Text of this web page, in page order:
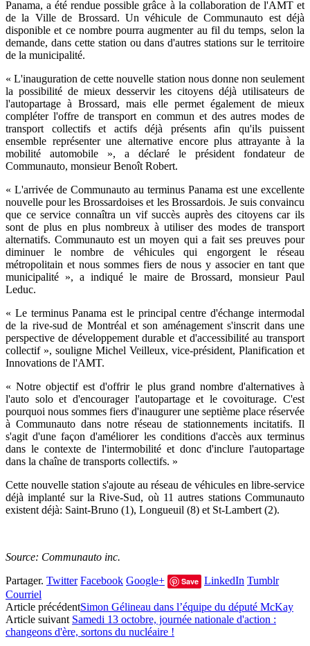
Panama, a été rendue possible grâce à la collaboration de l'AMT et
de la Ville de Brossard. Un véhicule de Communauto est déjà
disponible et ce nombre pourra augmenter au fil du temps, selon la
demande, dans cette station ou dans d'autres stations sur le territoire
de la municipalité.
« L'inauguration de cette nouvelle station nous donne non seulement
la possibilité de mieux desservir les citoyens déjà utilisateurs de
l'autopartage à Brossard, mais elle permet également de mieux
compléter l'offre de transport en commun et des autres modes de
transport collectifs et actifs déjà présents afin qu'ils puissent
ensemble représenter une alternative encore plus attrayante à la
mobilité automobile », a déclaré le président fondateur de
Communauto, monsieur Benoît Robert.
« L'arrivée de Communauto au terminus Panama est une excellente
nouvelle pour les Brossardoises et les Brossardois. Je suis convaincu
que ce service connaîtra un vif succès auprès des citoyens car ils
sont de plus en plus nombreux à utiliser des modes de transport
alternatifs. Communauto est un moyen qui a fait ses preuves pour
diminuer le nombre de véhicules qui engorgent le réseau
métropolitain et nous sommes fiers de nous y associer en tant que
municipalité », a indiqué le maire de Brossard, monsieur Paul
Leduc.
« Le terminus Panama est le principal centre d'échange intermodal
de la rive-sud de Montréal et son aménagement s'inscrit dans une
perspective de développement durable et d'accessibilité au transport
collectif », souligne Michel Veilleux, vice-président, Planification et
Innovations de l'AMT.
« Notre objectif est d'offrir le plus grand nombre d'alternatives à
l'auto solo et d'encourager l'autopartage et le covoiturage. C'est
pourquoi nous sommes fiers d'inaugurer une septième place réservée
à Communauto dans notre réseau de stationnements incitatifs. Il
s'agit d'une façon d'améliorer les conditions d'accès aux terminus
dans le contexte de l'intermobilité et donc d'inclure l'autopartage
dans la chaîne de transports collectifs. »
Cette nouvelle station s'ajoute au réseau de véhicules en libre-service
déjà implanté sur la Rive-Sud, où 11 autres stations Communauto
existent déjà: Saint-Bruno (1), Longueuil (8) et St-Lambert (2).
Source: Communauto inc.
Partager. Twitter Facebook Google+ Save LinkedIn Tumblr
Courriel
Article précédentSimon Gélineau dans l’équipe du député McKay
Article suivant Samedi 13 octobre, journée nationale d'action :
changeons d'ère, sortons du nucléaire !